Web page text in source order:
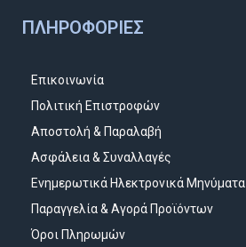
ΠΛΗΡΟΦΟΡΊΕΣ
Επικοινωνία
Πολιτική Επιστροφών
Αποστολή & Παραλαβή
Ασφάλεια & Συναλλαγές
Ενημερωτικά Ηλεκτρονικά Μηνύματα
Παραγγελία & Αγορά Προϊόντων
Όροι Πληρωμών